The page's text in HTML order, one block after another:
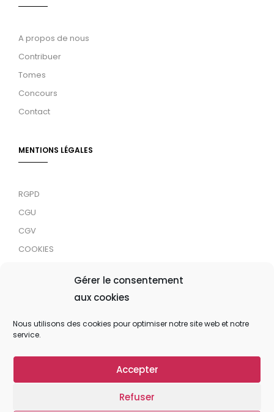
Gérer le consentement
aux cookies
Nous utilisons des cookies pour optimiser notre site web et notre
service.
Accepter
Refuser
A propos de nous
Contribuer
Tomes
Concours
Contact
MENTIONS LÉGALES
RGPD
CGU
CGV
COOKIES